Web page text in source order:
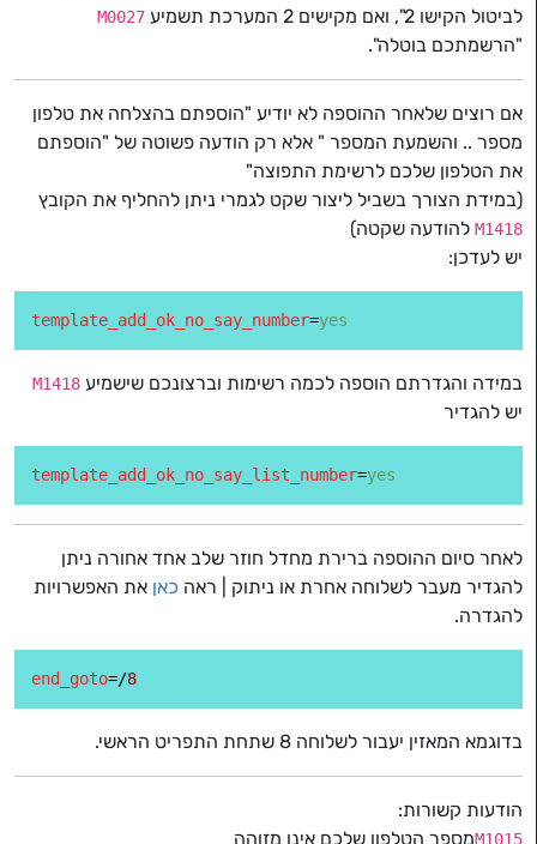
לביטול הקישו 2", ואם מקישים 2 המערכת תשמיע
M0027
"הרשמתכם בוטלה".
אם רוצים שלאחר ההוספה לא יודיע "הוספתם בהצלחה את טלפון
מספר .. והשמעת המספר " אלא רק הודעה פשוטה של "הוספתם
את הטלפון שלכם לרשימת התפוצה"
(במידת הצורך בשביל ליצור שקט לגמרי ניתן להחליף את הקובץ
M1418להודעה שקטה)
יש לעדכן:
template_add_ok_no_say_number=yes
במידה והגדרתם הוספה לכמה רשימות וברצונכם שישמיע M1418
יש להגדיר
template_add_ok_no_say_list_number=yes
לאחר סיום ההוספה ברירת מחדל חוזר שלב אחד אחורה ניתן
להגדיר מעבר לשלוחה אחרת או ניתוק | ראה כאן את האפשרויות
להגדרה.
end_goto=/8
בדוגמא המאזין יעבור לשלוחה 8 שתחת התפריט הראשי.
הודעות קשורות:
M1015מספר הטלפון שלכם אינו מזוהה